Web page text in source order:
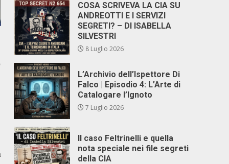
COSA SCRIVEVA LA CIA SU
ANDREOTTI E I SERVIZI
SEGRETI? – DI ISABELLA
SILVESTRI
8 Luglio 2026
L’Archivio dell’Ispettore Di
Falco | Episodio 4: L’Arte di
Catalogare l’Ignoto
7 Luglio 2026
Il caso Feltrinelli e quella
nota speciale nei file segreti
della CIA